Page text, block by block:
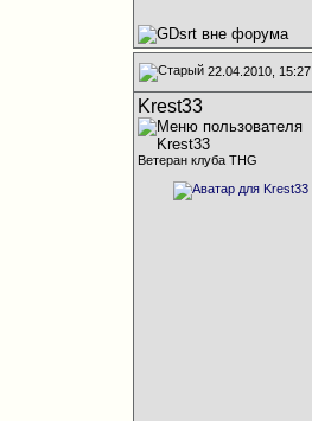
22.04.2010, 15:27
Krest33
Ветеран клуба THG